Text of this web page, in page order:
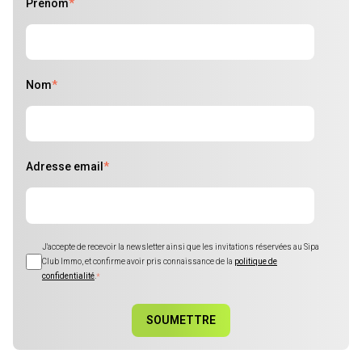
Prénom*
Nom*
Adresse email *
J'accepte de recevoir la newsletter ainsi que les invitations réservées au Sipa
Club Immo, et confirme avoir pris connaissance de la politique de
confidentialité*